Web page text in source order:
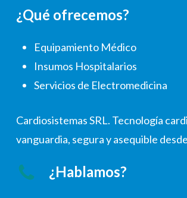
¿Qué ofrecemos?
Equipamiento Médico
Insumos Hospitalarios
Servicios de Electromedicina
Cardiosistemas SRL. Tecnología
vanguardia, segura y asequible
¿Hablamos?